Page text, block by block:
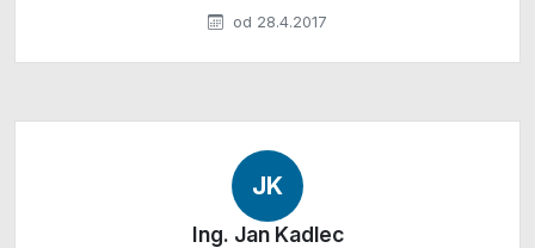
od 28.4.2017
JK
Ing. Jan Kadlec